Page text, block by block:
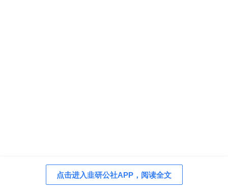
点击进入韭研公社APP，阅读全文